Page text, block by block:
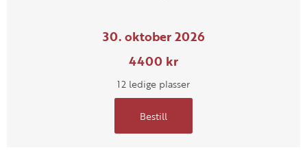
30. oktober 2026
4400 kr
12 ledige plasser
Bestill